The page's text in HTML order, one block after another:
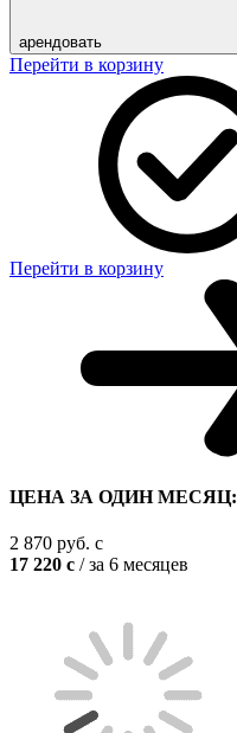
арендовать
Перейти в корзину
Перейти в корзину
ЦЕНА ЗА ОДИН МЕСЯЦ:
2 870 руб. c
17 220 c / за 6 месяцев